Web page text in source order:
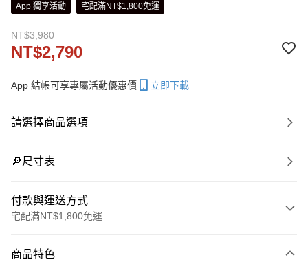
App 獨享活動 宅配滿NT$1,800免運
NT$3,980
NT$2,790
App 結帳可享專屬活動優惠價 立即下載
請選擇商品選項
🔎尺寸表
付款與運送方式
宅配滿NT$1,800免運
信用卡一次付款
商品特色